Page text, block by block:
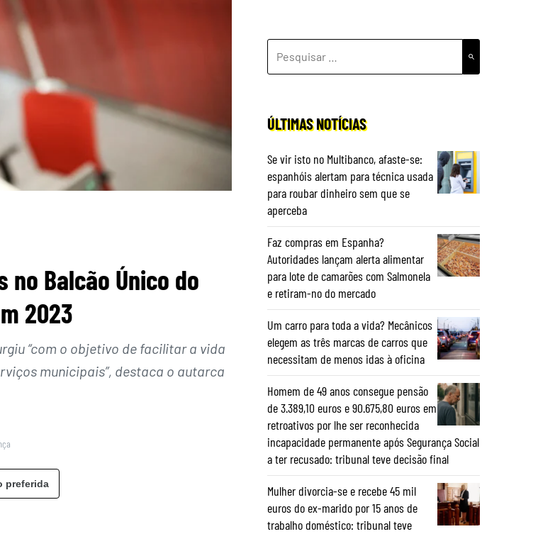
no Balcão Único do
2023
“com o objetivo de facilitar a vida
municipais”, destaca o autarca
preferida
POR:
ÚLTIMAS NOTÍCIAS
Se vir isto no Multibanco, afaste-se:
espanhóis alertam para técnica usada
para roubar dinheiro sem que se
aperceba
Faz compras em Espanha?
Autoridades lançam alerta alimentar
para lote de camarões com Salmonela
e retiram-no do mercado
Um carro para toda a vida? Mecânicos
elegem as três marcas de carros que
necessitam de menos idas à oficina
Homem de 49 anos consegue pensão
de 3.389,10 euros e 90.675,80 euros em
retroativos por lhe ser reconhecida
incapacidade permanente após Segurança Social
a ter recusado: tribunal teve decisão final
Mulher divorcia-se e recebe 45 mil
euros do ex-marido por 15 anos de
trabalho doméstico: tribunal teve